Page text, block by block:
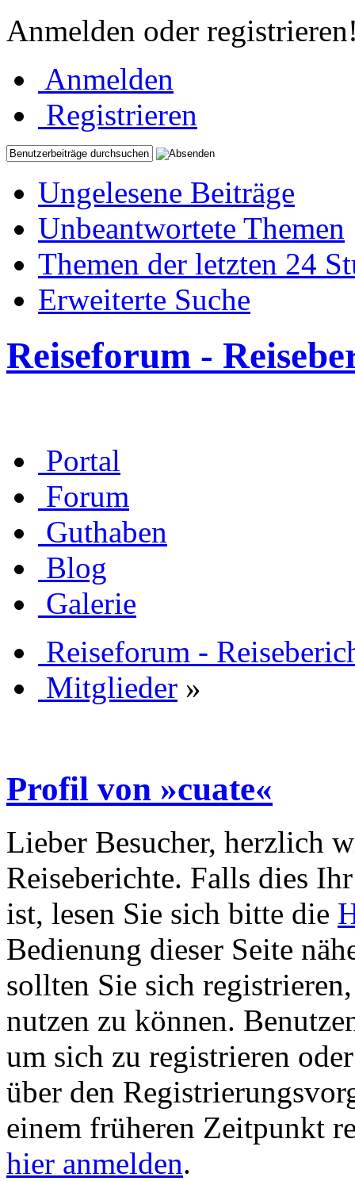
Anmelden oder
Anmelden
Registrieren
Ungelesene Beiträge
Unbeantwortete Themen
Themen der letzten 24
Erweiterte Suche
Reiseforum -
Portal
Forum
Guthaben
Blog
Galerie
Reiseforum -
Mitglieder »
Profil von »cuate«
Lieber Besucher, herzlich
Reiseberichte. Falls dies
ist, lesen Sie sich bitte die
Bedienung dieser Seite
sollten Sie sich
nutzen zu können.
um sich zu registrieren
über den
einem früheren Zeitpunkt
hier anmelden.